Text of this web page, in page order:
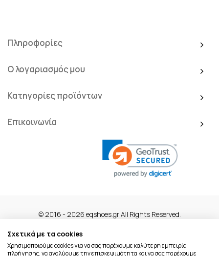
Πληροφορίες
Ο λογαριασμός μου
Κατηγορίες προϊόντων
Επικοινωνία
© 2016 - 2026 eqshoes.gr All Rights Reserved.
Σχετικά με τα cookies
Χρησιμοποιούμε cookies για να σας παρέχουμε καλύτερη εμπειρία
πλοήγησης, να αναλύουμε την επισκεψιμότητα και να σας παρέχουμε